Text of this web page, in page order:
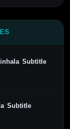
Subtitle
Subtitle